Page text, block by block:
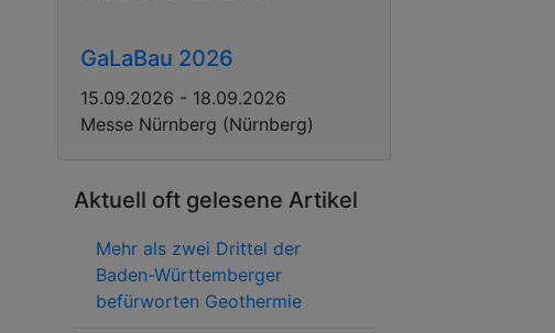
GaLaBau 2026
15.09.2026 - 18.09.2026
Messe Nürnberg (Nürnberg)
Aktuell oft gelesene Artikel
Mehr als zwei Drittel der
Baden-Württemberger
befürworten Geothermie